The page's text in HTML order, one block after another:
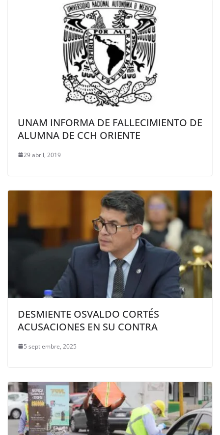
UNAM INFORMA DE FALLECIMIENTO DE
ALUMNA DE CCH ORIENTE
29 abril, 2019
DESMIENTE OSVALDO CORTÉS
ACUSACIONES EN SU CONTRA
5 septiembre, 2025